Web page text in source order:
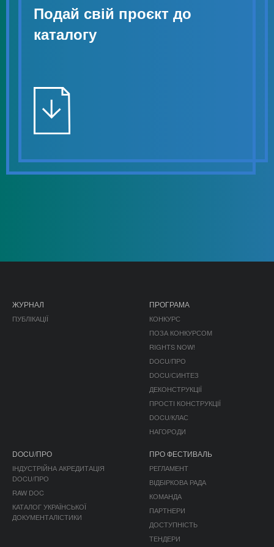
Подай свій проєкт до
каталогу
ЖУРНАЛ
ПУБЛІКАЦІЇ
ПРОГРАМА
КОНКУРС
ПОЗА КОНКУРСОМ
RIGHTS NOW!
DOCU/ПРО
DOCU/СИНТЕЗ
ДЕКОНСТРУКЦІЇ
ПРОСТІ КОНСТРУКЦІЇ
DOCU/КЛАС
НАГОРОДИ
DOCU/ПРО
ІНДУСТРІЙНА АКРЕДИТАЦІЯ
DOCU/ПРО
RAW DOC
КАТАЛОГ УКРАЇНСЬКОЇ
ДОКУМЕНТАЛІСТИКИ
ПРО ФЕСТИВАЛЬ
РЕГЛАМЕНТ
ВІДБІРКОВА РАДА
КОМАНДА
ПАРТНЕРИ
ДОСТУПНІСТЬ
ТЕНДЕРИ